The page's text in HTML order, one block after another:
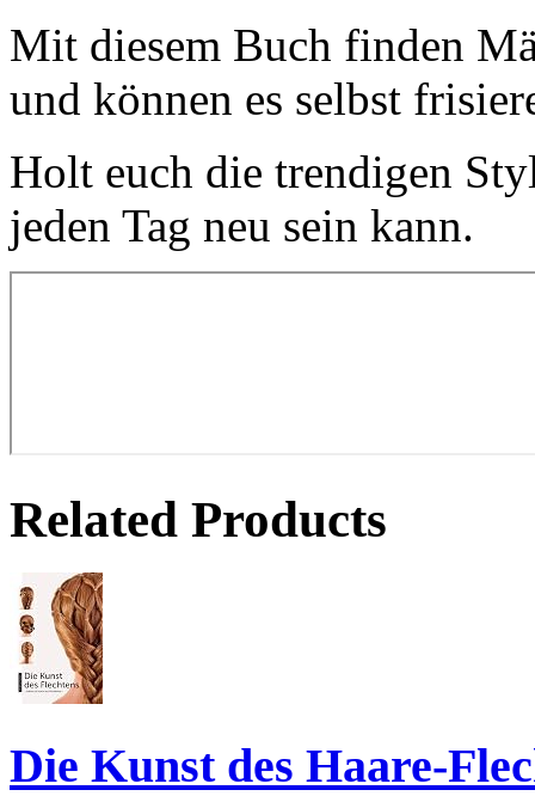
Mit diesem Buch finden
und können es selbst
Holt euch die trendigen
jeden Tag neu sein kann.
Related Products
Die Kunst des Haare-